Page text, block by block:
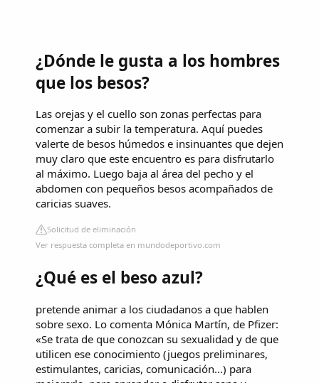
¿Dónde le gusta a los hombres
que los besos?
Las orejas y el cuello son zonas perfectas para
comenzar a subir la temperatura. Aquí puedes
valerte de besos húmedos e insinuantes que dejen
muy claro que este encuentro es para disfrutarlo
al máximo. Luego baja al área del pecho y el
abdomen con pequeños besos acompañados de
caricias suaves.
Solicitud de eliminación
Ver respuesta completa en mundodeportivo.com
¿Qué es el beso azul?
pretende animar a los ciudadanos a que hablen
sobre sexo. Lo comenta Mónica Martín, de Pfizer:
«Se trata de que conozcan su sexualidad y de que
utilicen ese conocimiento (juegos preliminares,
estimulantes, caricias, comunicación...) para